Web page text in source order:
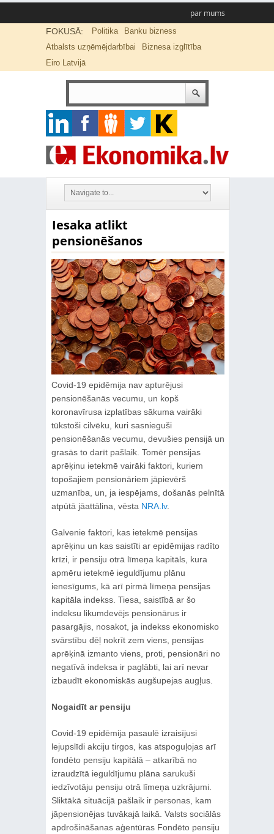
par mums
FOKUSĀ: Politika
Banku bizness
Atbalsts uzņēmējdarbībai
Biznesa izglītība
Eiro Latvijā
Iesaka atlikt
pensionēšanos
Covid-19 epidēmija nav apturējusi
pensionēšanās vecumu, un kopš
koronavīrusa izplatības sākuma vairāki
tūkstoši cilvēku, kuri sasnieguši
pensionēšanās vecumu, devušies pensijā un
grasās to darīt pašlaik. Tomēr pensijas
aprēķinu ietekmē vairāki faktori, kuriem
topošajiem pensionāriem jāpievērš
uzmanība, un, ja iespējams, došanās pelnītā
atpūtā jāattālina, vēsta NRA.lv.
Galvenie faktori, kas ietekmē pensijas
aprēķinu un kas saistīti ar epidēmijas radīto
krīzi, ir pensiju otrā līmeņa kapitāls, kura
apmēru ietekmē ieguldījumu plānu
ienesīgums, kā arī pirmā līmeņa pensijas
kapitāla indekss. Tiesa, saistībā ar šo
indeksu likumdevējs pensionārus ir
pasargājis, nosakot, ja indekss ekonomisko
svārstību dēļ nokrīt zem viens, pensijas
aprēķinā izmanto viens, proti, pensionāri no
negatīvā indeksa ir paglābti, lai arī nevar
izbaudīt ekonomiskās augšupejas augļus.
Nogaidīt ar pensiju
Covid-19 epidēmija pasaulē izraisījusi
lejupslīdi akciju tirgos, kas atspoguļojas arī
fondēto pensiju kapitālā ‒ atkarībā no
izraudzītā ieguldījumu plāna sarukuši
iedzīvotāju pensiju otrā līmeņa uzkrājumi.
Sliktākā situācijā pašlaik ir personas, kam
jāpensionējas tuvākajā laikā. Valsts sociālās
apdrošināšanas aģentūras Fondēto pensiju